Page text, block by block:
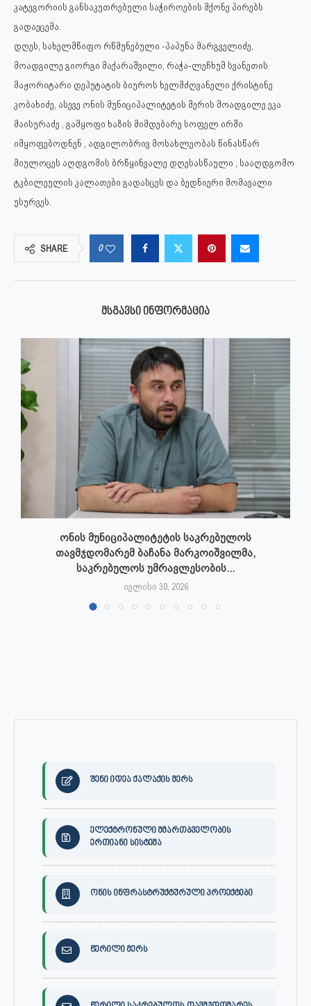
კატეგორიის განსაკუთრებული საჭიროების მქონე პირებს
გადაეცემა.
დღეს, სახელმწიფო რწმუნებული -პაპუნა მარგველიძე,
მოადგილე გიორგი მაქარაშვილი, რაჭა-ლეჩხუმ სვანეთის
მაჟორიტარი დეპუტატის ბიუროს ხელმძღვანელი ქრისტინე
კობახიძე, ასევე ონის მუნიციპალიტეტის მერის მოადგილე ეკა
მაისურაძე , გამყოფი ხაზის მიმდებარე სოფელ ირში
იმყოფებოდნენ , ადგილობრივ მოსახლეობას წინასწარ
მიულოცეს აღდგომის ბრწყინვალე დღესასწაული , სააღდგომო
ტკბილეულის კალათები გადასცეს და ბედნიერი მომავალი
უსურვეს.
SHARE 0
ᲛᲡᲒᲐᲕᲡᲘ ᲘᲜᲤᲝᲠᲛᲐᲪᲘᲐ
ონის მუნიციპალიტეტის საკრებულოს
თავმჯდომარემ ბაჩანა მარკოიშვილმა,
საკრებულოს უმრავლესობის...
ივლისი 30, 2026
შენი იდეა ქალაქის მერს
ელექტრონული მმართბველობის
ერთიანი სისტემა
ონის ინფრასტრუქტურული პროექტები
წერილი მერს